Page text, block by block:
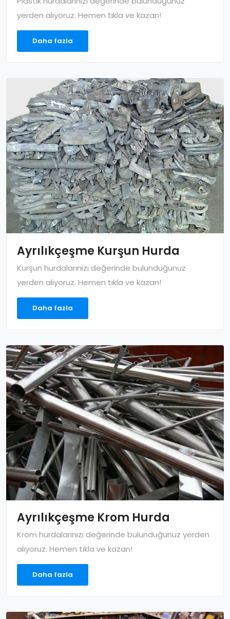
yerden alıyoruz. Hemen tıkla ve kazan!
Daha fazla
Ayrılıkçeşme Kurşun Hurda
Kurşun hurdalarınızı değerinde bulunduğunuz
yerden alıyoruz. Hemen tıkla ve kazan!
Daha fazla
Ayrılıkçeşme Krom Hurda
Krom hurdalarınızı değerinde bulunduğunuz yerden
alıyoruz. Hemen tıkla ve kazan!
Daha fazla